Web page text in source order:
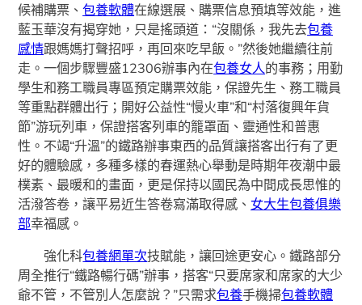
候補購票、包養軟體在線選展、購票信息預填等效能，進
藍玉華沒有揭穿她，只是搖頭道：“沒關係，我先去包養
感情跟媽媽打聲招呼，再回來吃早飯。”然後她繼續往前
走。一個步驟豐盛12306辦事內在包養女人的事務；用勤
學生和務工職員專區預定購票效能，保證先生、務工職員
等重點群體出行；開好公益性“慢火車”和“村落復興年貨
節”游玩列車，保證搭客列車的籠罩面、靈通性和普惠
性。不竭“升溫”的鐵路辦事東西的品質讓搭客出行有了更
好的體驗感，多種多樣的春運熱心舉動是時期年夜潮中最
樸素、最暖和的畫面，更是保持以國民為中間成長思惟的
活潑答卷，讓平易近生答卷寫滿取得感、 女大生包養俱樂
部幸福感。
強化科包養網單次技賦能，讓回途更安心。鐵路部分
周全推行“鐵路暢行碼”辦事，搭客“只要席家和席家的大少
爺不管，不管別人怎麼說？”只需求包養手機掃包養軟體